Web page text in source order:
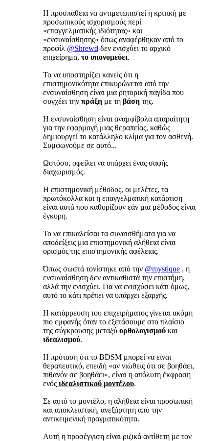
Η προσπάθεια να αντιμετωπιστεί η κριτική με
προσωπικούς ισχυρισμούς περί
«επαγγελματικής ιδιότητας» και
«ενσυναίσθησης» όπως αναφέρθηκαν από το
προφίλ @Shrewd δεν ενισχύει το αρχικό
επιχείρημα, το υπονομεύει.
Το να υποστηρίζει κανείς ότι η
επιστημονικότητα επικυρώνεται από την
ενσυναίσθηση είναι μια ρητορική παγίδα που
συγχέει την πράξη με τη βάση της.
Η ενσυναίσθηση είναι αναμφίβολα απαραίτητη
για την εφαρμογή μιας θεραπείας, καθώς
δημιουργεί το κατάλληλο κλίμα για τον ασθενή.
Συμφωνούμε σε αυτό...
Ωστόσο, οφείλει να υπάρχει ένας σαφής
διαχωρισμός.
Η επιστημονική μέθοδος, οι μελέτες, τα
πρωτόκολλα και η επαγγελματική κατάρτιση
είναι αυτά που καθορίζουν εάν μια μέθοδος είναι
έγκυρη.
Το να επικαλείσαι τα συναισθήματα για να
αποδείξεις μια επιστημονική αλήθεια είναι
ορισμός της επιστημονικής αφέλειας.
Όπως σωστά τονίστηκε από την @mystique , η
ενσυναίσθηση δεν αντικαθιστά την επιστήμη,
αλλά την ενισχύει. Για να ενισχύσει κάτι όμως,
αυτό το κάτι πρέπει να υπάρχει εξαρχής.
Η κατάρρευση του επιχειρήματος γίνεται ακόμη
πιο εμφανής όταν το εξετάσουμε στο πλαίσιο
της σύγκρουσης μεταξύ ορθολογισμού και
ιδεαλισμού.
Η πρόταση ότι το BDSM μπορεί να είναι
θεραπευτικό, επειδή «αν νιώθεις ότι σε βοηθάει,
πιθανόν σε βοηθάει», είναι η απόλυτη έκφραση
ενός ιδεαλιστικού μοντέλου.
Σε αυτό το μοντέλο, η αλήθεια είναι προσωπική
και αποκλειστική, ανεξάρτητη από την
αντικειμενική πραγματικότητα.
Αυτή η προσέγγιση είναι ριζικά αντίθετη με τον